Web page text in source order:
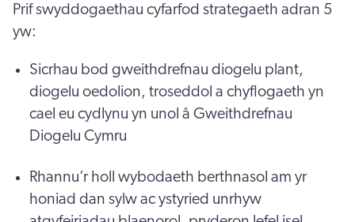
Prif swyddogaethau cyfarfod strategaeth adran 5
yw:
Sicrhau bod gweithdrefnau diogelu plant,
diogelu oedolion, troseddol a chyflogaeth yn
cael eu cydlynu yn unol â Gweithdrefnau
Diogelu Cymru
Rhannu’r holl wybodaeth berthnasol am yr
honiad dan sylw ac ystyried unrhyw